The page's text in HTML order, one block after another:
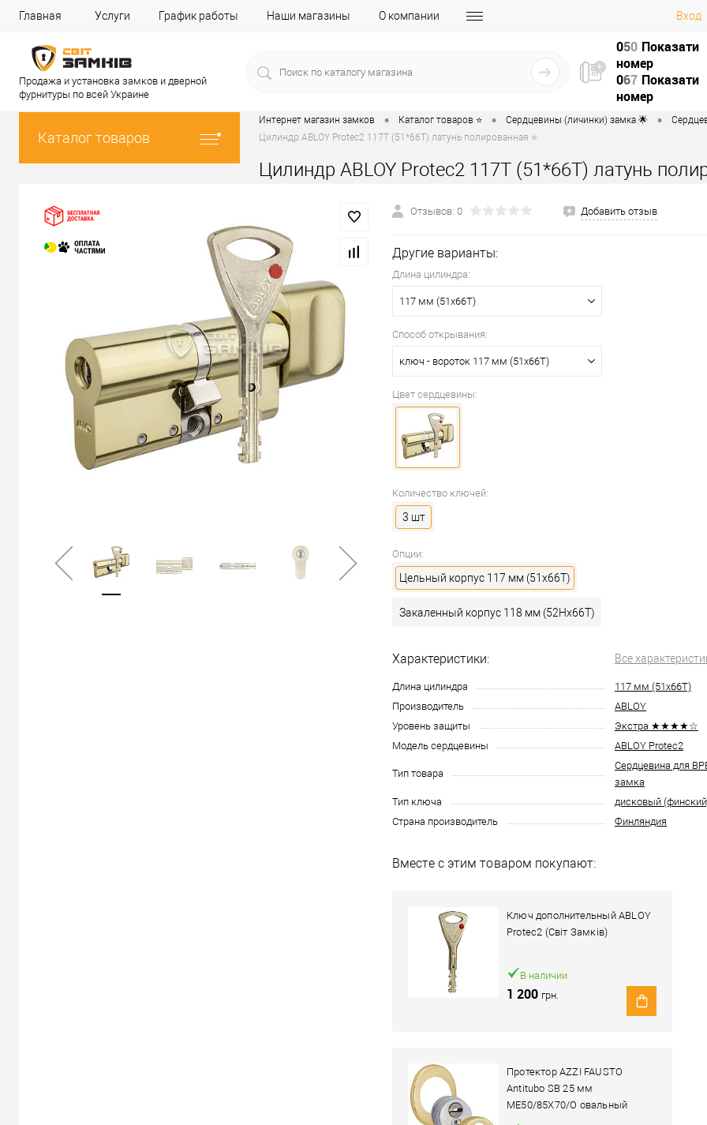
Главная Услуги График работы Наши магазины О компании Вход
Продажа и установка замков и дверной
фурнитуры по всей Украине
050 Показати
номер
067 Показати
номер
Каталог товаров
Интернет магазин замков • Каталог товаров ⭐ • Сердцевины (личинки) замка 🌟 •
Цилиндр ABLOY Protec2 117T (51*66T) латунь полированная ⭐
Цилиндр ABLOY Protec2 117T (51*66T) латунь
Отзывов: 0 Добавить отзыв
Другие варианты:
Длина цилиндра:
117 мм (51x66T)
Способ открывания:
ключ - вороток 117 мм (51x66T)
Цвет сердцевины:
Количество ключей:
3 шт
Опции:
Цельный корпус 117 мм (51x66T)
Закаленный корпус 118 мм (52Hx66T)
Характеристики: Все
Длина цилиндра
117 мм (51x66T)
Производитель
ABLOY
Уровень защиты
Экстра ★★★★☆
Модель сердцевины
ABLOY Protec2
Тип товара
Сердцевина для
замка
Тип ключа
дисковый
Страна производитель
Финляндия
Вместе с этим товаром покупают:
Ключ дополнительный ABLOY
Protec2 (Світ Замків)
В наличии
1 200 грн.
Протектор AZZI FAUSTO
Antitubo SB 25 мм
ME50/85X70/O овальный
широкий латунь